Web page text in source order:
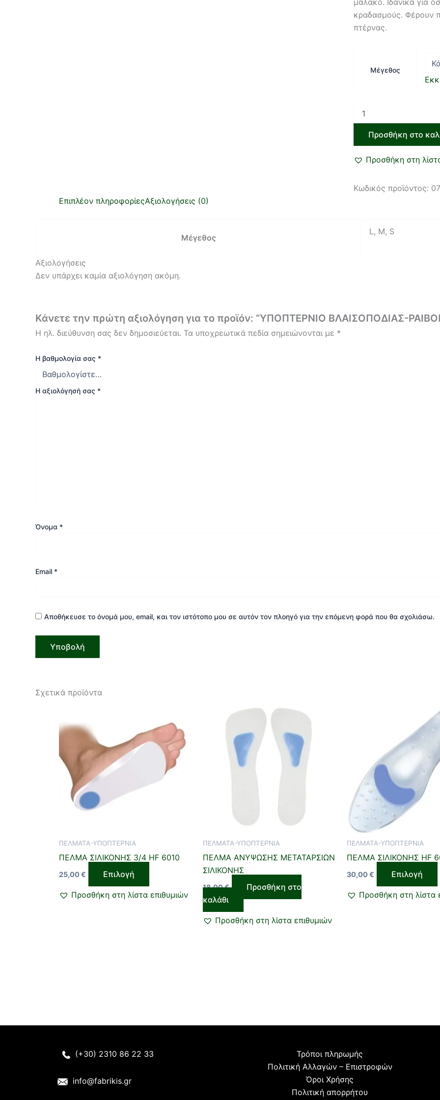
μαλακό. Ιδανικά για
κραδασμούς. Φέρουν
πτέρνας.
Μέγεθος
Προσθήκη στο
Προσθήκη στη
Κωδικός προϊόντος:
Επιπλέον πληροφορίεςΑξιολογήσεις (0)
Μέγεθος
L, M, S
Αξιολογήσεις
Δεν υπάρχει καμία αξιολόγηση ακόμη.
Κάνετε την πρώτη αξιολόγηση για το προϊόν: “ΥΠΟΠΤΕΡΝΙΟ ΒΛΑΙΣΟΠΟΔΙΑΣ-
Η ηλ. διεύθυνση σας δεν δημοσιεύεται. Τα υποχρεωτικά πεδία σημειώνονται με *
Η βαθμολογία σας *
Η αξιολόγησή σας *
Όνομα *
Email *
Αποθήκευσε το όνομά μου, email, και τον ιστότοπο μου σε αυτόν τον πλοηγό για την επόμενη φορά που θα σχολιάσω.
Σχετικά προϊόντα
ΠΕΛΜΑΤΑ-ΥΠΟΠΤΕΡΝΙΑ
ΠΕΛΜΑ ΣΙΛΙΚΟΝΗΣ 3/4 HF 6010
25,00 € Επιλογή
προϊόν
έχει
πολλαπλές
παραλλαγές.
Οι
σελίδα
Προσθήκη στη λίστα επιθυμιών
ΠΕΛΜΑΤΑ-ΥΠΟΠΤΕΡΝΙΑ
ΠΕΛΜΑ ΑΝΥΨΩΣΗΣ ΜΕΤΑΤΑΡΣΙΩΝ
ΣΙΛΙΚΟΝΗΣ
18,00€
Προσθήκη στο
καλάθι
Προσθήκη στη λίστα επιθυμιών
ΠΕΛΜΑΤΑ-ΥΠΟΠΤΕΡΝΙΑ
ΠΕΛΜΑ ΣΙΛΙΚΟΝΗΣ HF
30,00 € Επιλογή
Προσθήκη στη λίστα
(+30) 2310 86 22 33
info@fabrikis.gr
Τρόποι πληρωμής
Πολιτική Αλλαγών – Επιστροφών
Όροι Χρήσης
Πολιτική απορρήτου